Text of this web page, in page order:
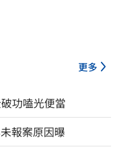
更多
功嗑光便當
報案原因曝